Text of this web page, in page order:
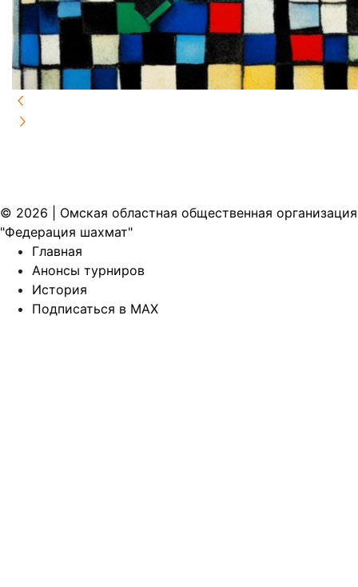
© 2026 | Омская областная общественная организация
"Федерация шахмат"
Главная
Анонсы турниров
История
Подписаться в MAX